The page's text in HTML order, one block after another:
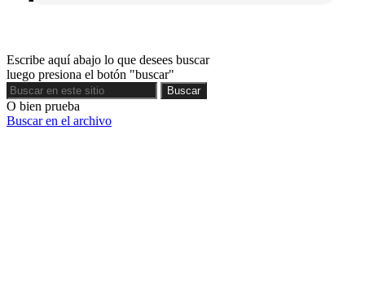
Escribe aquí abajo lo que desees buscar
luego presiona el botón "buscar"
Buscar
Buscar
O bien prueba
Buscar en el archivo